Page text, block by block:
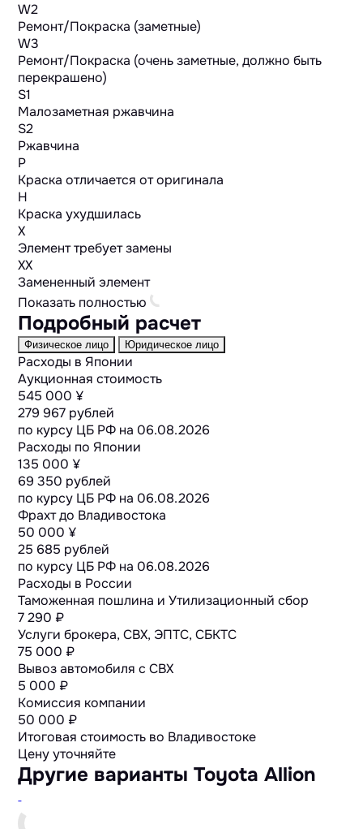
W2
Ремонт/Покраска (заметные)
W3
Ремонт/Покраска (очень заметные, должно быть
перекрашено)
S1
Малозаметная ржавчина
S2
Ржавчина
P
Краска отличается от оригинала
H
Краска ухудшилась
X
Элемент требует замены
XX
Замененный элемент
Показать полностью
Подробный расчет
Физическое лицо Юридическое лицо
Расходы в Японии
Аукционная стоимость
545 000 ¥
279 967 рублей
по курсу ЦБ РФ на 06.08.2026
Расходы по Японии
135 000 ¥
69 350 рублей
по курсу ЦБ РФ на 06.08.2026
Фрахт до Владивостока
50 000 ¥
25 685 рублей
по курсу ЦБ РФ на 06.08.2026
Расходы в России
Таможенная пошлина и Утилизационный сбор
7 290 ₽
Услуги брокера, СВХ, ЭПТС, СБКТС
75 000 ₽
Вывоз автомобиля с СВХ
5 000 ₽
Комиссия компании
50 000 ₽
Итоговая стоимость во Владивостоке
Цену уточняйте
Другие варианты Toyota Allion